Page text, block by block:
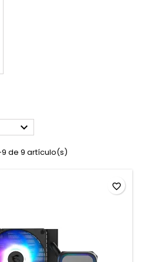

de 9 artículo(s)
favorite_border